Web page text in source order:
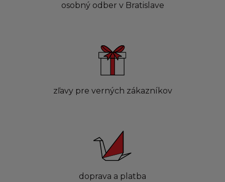
osobný odber v Bratislave
zľavy pre verných zákazníkov
doprava a platba